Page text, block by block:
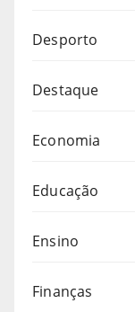
Desporto
Destaque
Economia
Educação
Ensino
Finanças